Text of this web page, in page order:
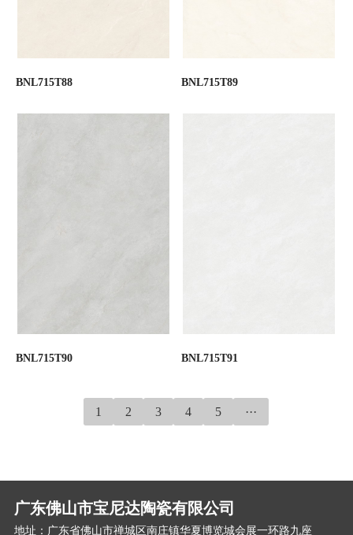
BNL715T88 BNL715T89
BNL715T90 BNL715T91
1 2 3 4 5 ···
广东佛山市宝尼达陶瓷有限公司
地址：广东省佛山市禅城区南庄镇华夏博览城会展一环路九座